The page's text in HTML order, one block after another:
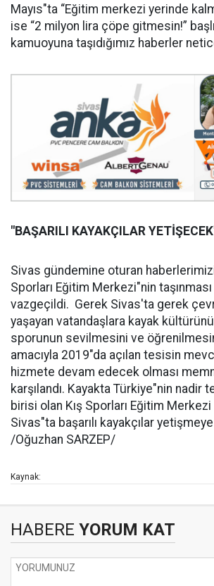
Mayıs"ta “Eğitim merkezi yerinde
ise “2 milyon lira çöpe gitmesin!”
kamuoyuna taşıdığımız haberler
"BAŞARILI KAYAKÇILAR
Sivas gündemine oturan
Sporları Eğitim Merkezi"nin taşınması
vazgeçildi. Gerek Sivas'ta gerek
yaşayan vatandaşlara kayak kültürünü
sporunun sevilmesini ve
amacıyla 2019"da açılan tesisin
hizmete devam edecek olması
karşılandı. Kayakta Türkiye"nin nadir
birisi olan Kış Sporları Eğitim
Sivas"ta başarılı kayakçılar
/Oğuzhan SARZEP/
Kaynak:
HABERE YORUM KAT